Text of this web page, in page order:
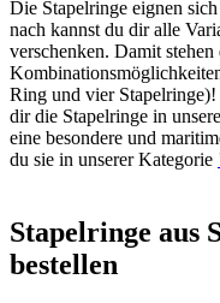
Die Stapelringe eignen
nach kannst du dir alle
verschenken. Damit stehen
Ring und vier
dir die Stapelringe in
eine besondere und
du sie in unserer Kategorie
Stapelringe aus
bestellen